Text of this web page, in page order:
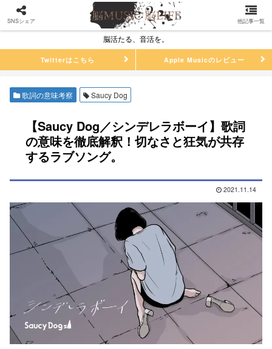
脳活たる、音活を。
Twitterはこちら Apple Musicのレビュー
歌詞の意味考察 Saucy Dog
【Saucy Dog／シンデレラボーイ】歌詞
の意味を徹底解釈！切なさと狂気が共存
するラブソング。
2021.11.14
SNSシェア 他記事一覧